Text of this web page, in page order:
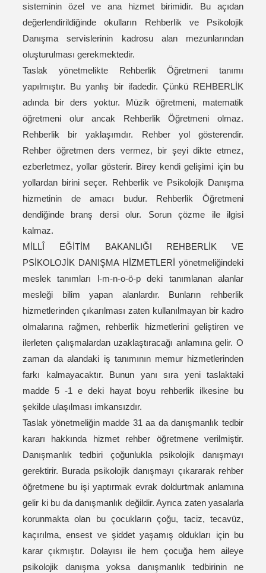
sisteminin özel ve ana hizmet birimidir. Bu açıdan
değerlendirildiğinde okulların Rehberlik ve Psikolojik
Danışma servislerinin kadrosu alan mezunlarından
oluşturulması gerekmektedir.
Taslak yönetmelikte Rehberlik Öğretmeni tanımı
yapılmıştır. Bu yanlış bir ifadedir. Çünkü REHBERLİK
adında bir ders yoktur. Müzik öğretmeni, matematik
öğretmeni olur ancak Rehberlik Öğretmeni olmaz.
Rehberlik bir yaklaşımdır. Rehber yol gösterendir.
Rehber öğretmen ders vermez, bir şeyi dikte etmez,
ezberletmez, yollar gösterir. Birey kendi gelişimi için bu
yollardan birini seçer. Rehberlik ve Psikolojik Danışma
hizmetinin de amacı budur. Rehberlik Öğretmeni
dendiğinde branş dersi olur. Sorun çözme ile ilgisi
kalmaz.
MİLLÎ EĞİTİM BAKANLIĞI REHBERLİK VE
PSİKOLOJİK DANIŞMA HİZMETLERİ yönetmeliğindeki
meslek tanımları l-m-n-o-ö-p deki tanımlanan alanlar
mesleği bilim yapan alanlardır. Bunların rehberlik
hizmetlerinden çıkarılması zaten kullanılmayan bir kadro
olmalarına rağmen, rehberlik hizmetlerini geliştiren ve
ilerleten çalışmalardan uzaklaştıracağı anlamına gelir. O
zaman da alandaki iş tanımının memur hizmetlerinden
farkı kalmayacaktır. Bunun yanı sıra yeni taslaktaki
madde 5 -1 e deki hayat boyu rehberlik ilkesine bu
şekilde ulaşılması imkansızdır.
Taslak yönetmeliğin madde 31 aa da danışmanlık tedbir
kararı hakkında hizmet rehber öğretmene verilmiştir.
Danışmanlık tedbiri çoğunlukla psikolojik danışmayı
gerektirir. Burada psikolojik danışmayı çıkararak rehber
öğretmene bu işi yaptırmak evrak doldurtmak anlamına
gelir ki bu da danışmanlık değildir. Ayrıca zaten yasalarla
korunmakta olan bu çocukların çoğu, taciz, tecavüz,
kaçırılma, ensest ve şiddet yaşamış oldukları için bu
karar çıkmıştır. Dolayısı ile hem çocuğa hem aileye
psikolojik danışma yoksa danışmanlık tedbirinin ne